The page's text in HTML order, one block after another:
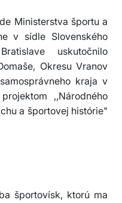
Ministerstva športu a
v sídle Slovenského
uskutočnilo
Okresu Vranov
kraja v
,,Národného
a športovej histórie"
športovísk, ktorú ma